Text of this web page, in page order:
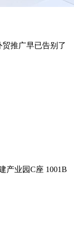
推广早已告别了
产业园C座 1001B